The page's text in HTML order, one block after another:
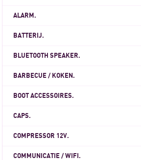
ALARM.
BATTERIJ.
BLUETOOTH SPEAKER.
BARBECUE / KOKEN.
BOOT ACCESSOIRES.
CAPS.
COMPRESSOR 12V.
COMMUNICATIE / WIFI.